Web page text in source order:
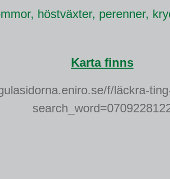
höstväxter, perenner,
Karta finns
f/läckra-